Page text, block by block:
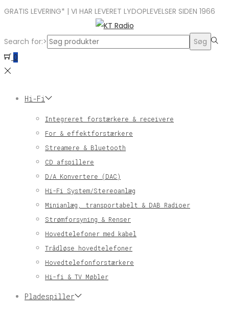
GRATIS LEVERING* | VI HAR LEVERET LYDOPLEVELSER SIDEN 1966
Search for:>
Søg
0
Hi-Fi
Integreret forstærkere & receivere
For & effektforstærkere
Streamere & Bluetooth
CD afspillere
D/A Konvertere (DAC)
Hi-Fi System/Stereoanlæg
Minianlæg, transportabelt & DAB Radioer
Strømforsyning & Renser
Hovedtelefoner med kabel
Trådløse hovedtelefoner
Hovedtelefonforstærkere
Hi-fi & TV Møbler
Pladespiller